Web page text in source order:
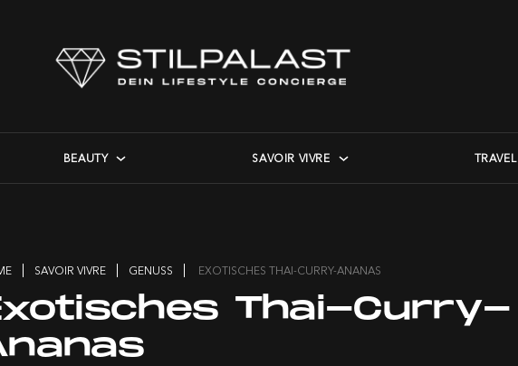
BEAUTY SAVOIR VIVRE TRAVEL
SAVOIR VIVRE GENUSS EXOTISCHES THAI-CURRY-ANANAS
Thai-Curry-